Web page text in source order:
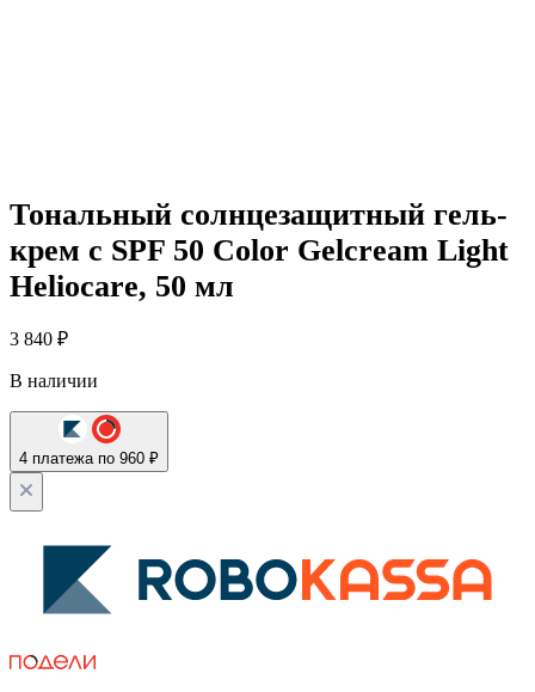
Тональный солнцезащитный гель-
крем с SPF 50 Color Gelcream Light
Heliocare, 50 мл
3 840 ₽
В наличии
4 платежа по 960 ₽